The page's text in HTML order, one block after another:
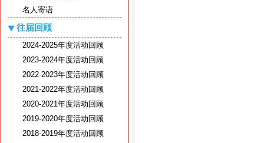
名人寄语
往届回顾
2024-2025年度活动回顾
2023-2024年度活动回顾
2022-2023年度活动回顾
2021-2022年度活动回顾
2020-2021年度活动回顾
2019-2020年度活动回顾
2018-2019年度活动回顾